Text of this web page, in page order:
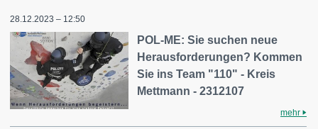
28.12.2023 – 12:50
POL-ME: Sie suchen neue
Herausforderungen? Kommen
Sie ins Team "110" - Kreis
Mettmann - 2312107
mehr